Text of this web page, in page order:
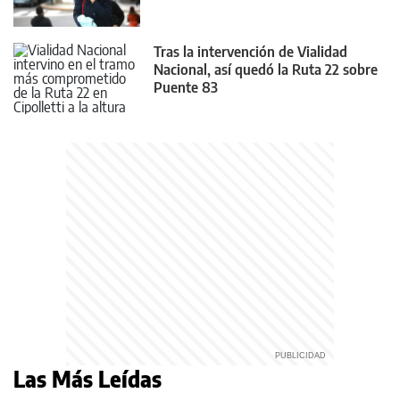
Tras la intervención de Vialidad
Nacional, así quedó la Ruta 22 sobre
Puente 83
Las Más Leídas